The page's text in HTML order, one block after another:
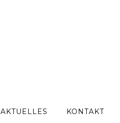
AKTUELLES KONTAKT